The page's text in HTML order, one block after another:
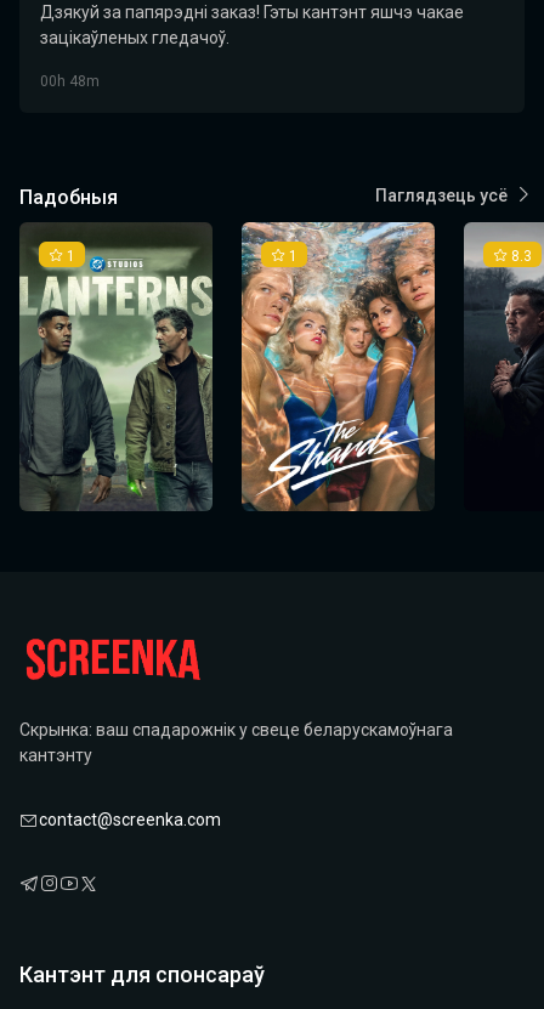
Дзякуй за папярэдні заказ! Гэты кантэнт яшчэ чакае
зацікаўленых гледачоў.
00h 48m
Падобныя Паглядзець усё
1 1 8.3
Скрынка: ваш спадарожнік у свеце беларускамоўнага
кантэнту
contact@screenka.com
Кантэнт для спонсараў